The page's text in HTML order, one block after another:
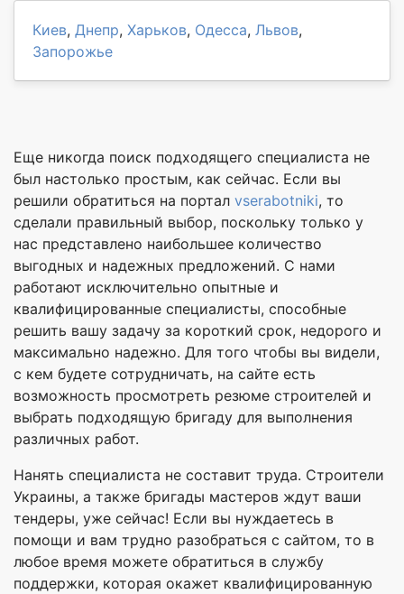
Киев, Днепр, Харьков, Одесса, Львов,
Запорожье
Еще никогда поиск подходящего специалиста не
был настолько простым, как сейчас. Если вы
решили обратиться на портал vserabotniki, то
сделали правильный выбор, поскольку только у
нас представлено наибольшее количество
выгодных и надежных предложений. С нами
работают исключительно опытные и
квалифицированные специалисты, способные
решить вашу задачу за короткий срок, недорого и
максимально надежно. Для того чтобы вы видели,
с кем будете сотрудничать, на сайте есть
возможность просмотреть резюме строителей и
выбрать подходящую бригаду для выполнения
различных работ.
Нанять специалиста не составит труда. Строители
Украины, а также бригады мастеров ждут ваши
тендеры, уже сейчас! Если вы нуждаетесь в
помощи и вам трудно разобраться с сайтом, то в
любое время можете обратиться в службу
поддержки, которая окажет квалифицированную